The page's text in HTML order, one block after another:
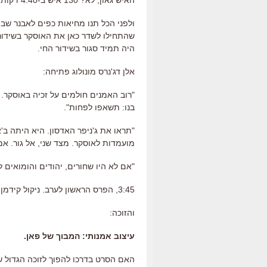
ולפני הכל תנו מחיאות כפים לאבנר
שהתחילו לשדר כאן את האוסקר
היה תמיד סגור בשידור החי.
אלן דג'נרס מונולוג פתיחה:
"רוב האמנים חולמים על זכיה
בנו: תשאפו לפחות".
"תראו את ג'ניפר האדסון. היא היתה
מועמדות לאוסקר. מצד שני, אל גור.
"אם לא היו שחורים, יהודים
3:45, הפרס הראשון לערב. ניקול קידמן ודניאל קרייג: עיצוב אמנותי.
והזוכה:
עיצוב אמנותי: המבוך של פאן.
האם הסרט בדרכו להפוך לזוכה